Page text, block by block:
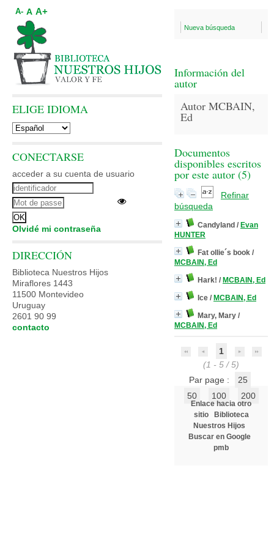
Nueva búsqueda
Información del
autor
Autor MCBAIN,
Ed
Documentos
disponibles escritos
por este autor (5)
Refinar
búsqueda
Candyland / Evan
HUNTER
Fat ollie´s book /
MCBAIN, Ed
Hark! / MCBAIN, Ed
Ice / MCBAIN, Ed
Mary, Mary /
MCBAIN, Ed
1
(1 - 5 / 5)
Par page :
25
50
100 200
Enlace hacia otro
sitio
Biblioteca
Nuestros Hijos
Buscar en Google
pmb
A- A A+
ELIGE IDIOMA
CONECTARSE
acceder a su cuenta de usuario
Olvidé mi contraseña
DIRECCIÓN
Biblioteca Nuestros Hijos
Miraflores 1443
11500 Montevideo
Uruguay
2601 90 99
contacto